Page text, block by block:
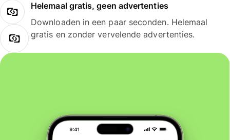
Helemaal gratis, geen advertenties
Downloaden in een paar seconden. Helemaal
gratis en zonder vervelende advertenties.